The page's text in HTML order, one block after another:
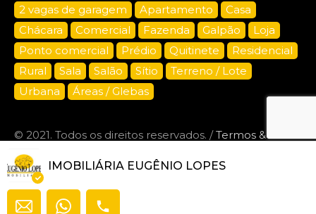
2 vagas de garagem Apartamento
Casa
Chácara
Comercial Fazenda Galpão
Loja
Ponto comercial
Prédio Quitinete
Residencial
Rural
Sala Salão Sítio
Terreno / Lote
Urbana
Áreas / Glebas
© 2021. Todos os direitos reservados. /Termos &
Privacidade.
IMOBILIÁRIA EUGÊNIO LOPES